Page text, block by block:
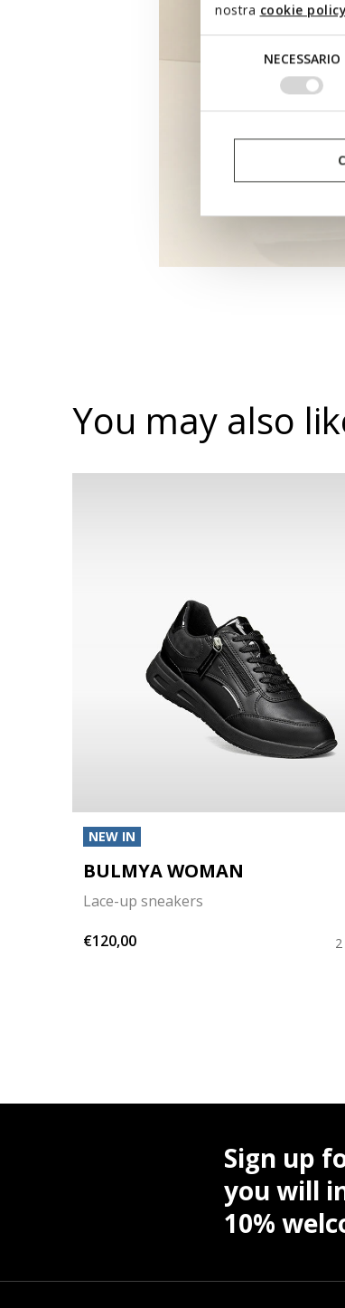
nostra cookie policy
del
NECESSARIO
You may also
NEW IN
BULMYA WOMAN
Lace-up sneakers
€120,00
Sign up
you will
10%